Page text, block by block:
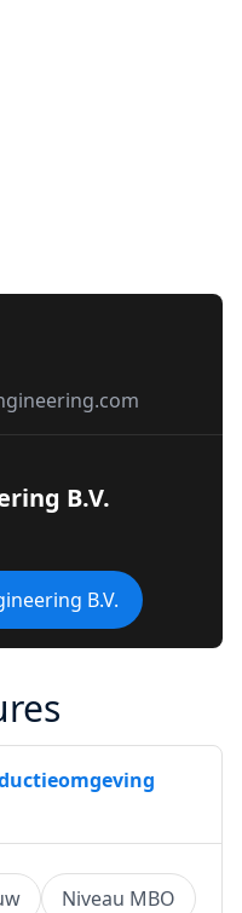
B.V.
B.V.
Niveau MBO